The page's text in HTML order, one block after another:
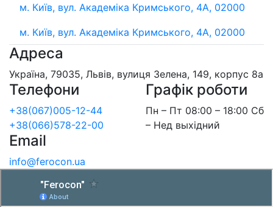
м. Київ, вул. Академіка Кримського, 4А, 02000
м. Київ, вул. Академіка Кримського, 4А, 02000
Адреса
Україна, 79035, Львів, вулиця Зелена, 149, корпус 8а
Телефони
+38(067)005-12-44
+38(066)578-22-00
Графік роботи
Пн – Пт 08:00 – 18:00 Сб
– Нед выхідний
Email
info@ferocon.ua